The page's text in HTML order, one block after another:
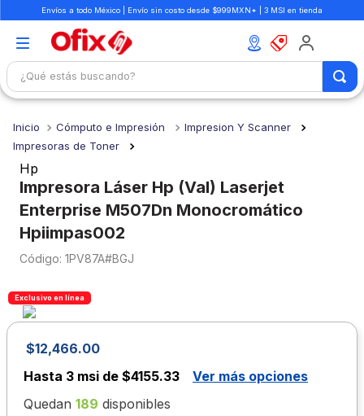
Envíos a todo México | Envío sin costo desde $999MXN* | 3 MSI en tienda
¿Qué estás buscando?
Cómputo e Impresión
Impresion Y Scanner
Impresoras de Toner
Hp
Impresora Láser Hp (Val) Laserjet
Enterprise M507Dn Monocromático
Hpiimpas002
: 1PV87A#BGJ
Exclusivo en línea
$12,466.00
Hasta 3 msi de $4155.33
Ver más opciones
Quedan 189 disponibles
1.
mochilas
2.
3.
cuaderno
4.
cuadernos
7.
escritorio